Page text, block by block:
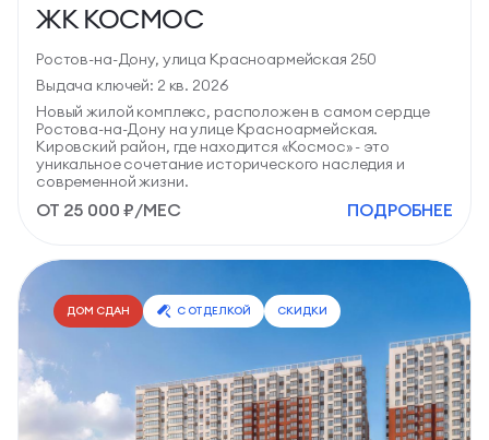
ЖК КОСМОС
Ростов-на-Дону, улица Красноармейская 250
Выдача ключей: 2 кв. 2026
Новый жилой комплекс, расположен в самом сердце
Ростова-на-Дону на улице Красноармейская.
Кировский район, где находится «Космос» - это
уникальное сочетание исторического наследия и
современной жизни.
ОТ 25 000 ₽/МЕС ПОДРОБНЕЕ
СТУДИИ от 35,1 м2
ЦЕНА ПО ЗАПРОСУ
1-КОМН.
от 42,9 м2
ЦЕНА ПО ЗАПРОСУ
ЦЕНА ПО ЗАПРОСУ
3-КОМН.
от 72,1 м2 ЦЕНА ПО ЗАПРОСУ
ПОДРОБНЕЕ О ПРОЕКТЕ
ДОМ СДАН С ОТДЕЛКОЙ СКИДКИ